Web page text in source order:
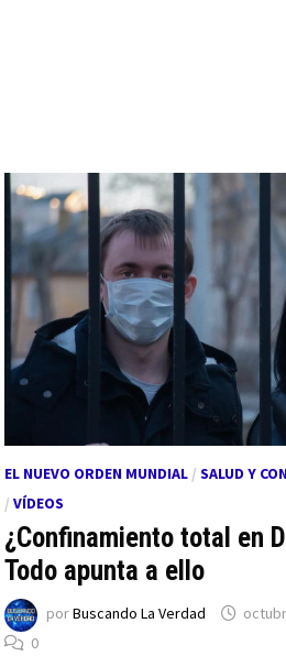
EL NUEVO ORDEN MUNDIAL /SALUD Y
/VÍDEOS
¿Confinamiento total en
Todo apunta a ello
porBuscando La Verdad
0